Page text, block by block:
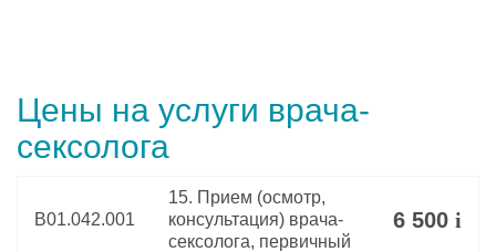
Цены на услуги врача-
сексолога
В01.042.001
15. Прием (осмотр,
консультация) врача-
сексолога, первичный
6 500 i